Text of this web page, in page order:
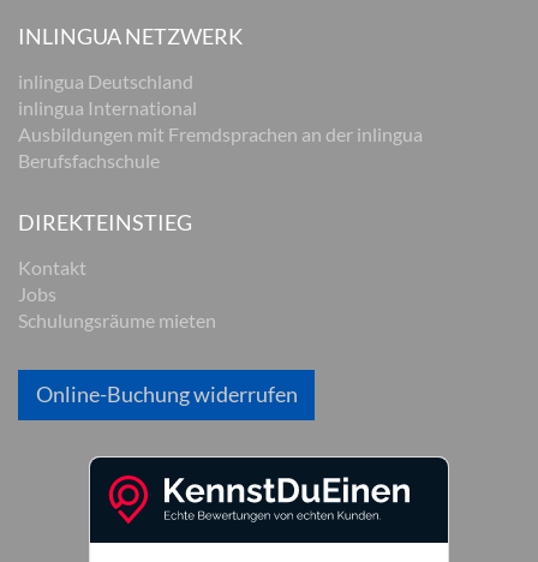
INLINGUA NETZWERK
inlingua Deutschland
inlingua International
Ausbildungen mit Fremdsprachen an der inlingua
Berufsfachschule
DIREKTEINSTIEG
Kontakt
Jobs
Schulungsräume mieten
Online-Buchung widerrufen